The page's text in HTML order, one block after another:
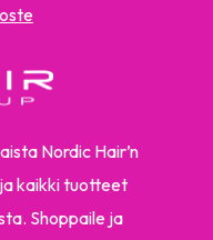
Nordic Hair’n
kaikki tuotteet
Shoppaile ja